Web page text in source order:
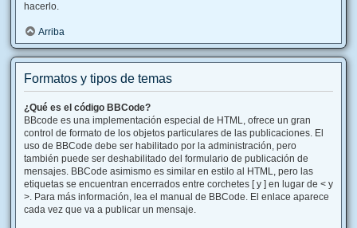
hacerlo.
Arriba
Formatos y tipos de temas
¿Qué es el código BBCode?
BBcode es una implementación especial de HTML, ofrece un gran
control de formato de los objetos particulares de las publicaciones. El
uso de BBCode debe ser habilitado por la administración, pero
también puede ser deshabilitado del formulario de publicación de
mensajes. BBCode asimismo es similar en estilo al HTML, pero las
etiquetas se encuentran encerrados entre corchetes [ y ] en lugar de < y
>. Para más información, lea el manual de BBCode. El enlace aparece
cada vez que va a publicar un mensaje.